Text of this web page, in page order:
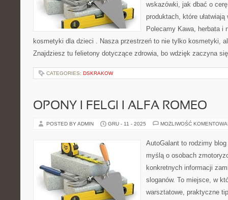
wskazówki, jak dbać o
produktach, które
Polecamy Kawa, herbata i
kosmetyki dla dzieci . Nasza przestrzeń to nie tylko kosmetyki,
Znajdziesz tu felietony dotyczące zdrowia, bo wdzięk zaczyna
CATEGORIES: DSKRAKOW
OPONY I FELGI I ALFA ROMEO
POSTED BY ADMIN GRU - 11 - 2025 MOŻLIWOŚĆ
AutoGalant to rodzimy
myślą o osobach
konkretnych informacji
sloganów. To miejsce, w
warsztatowe, praktyczne